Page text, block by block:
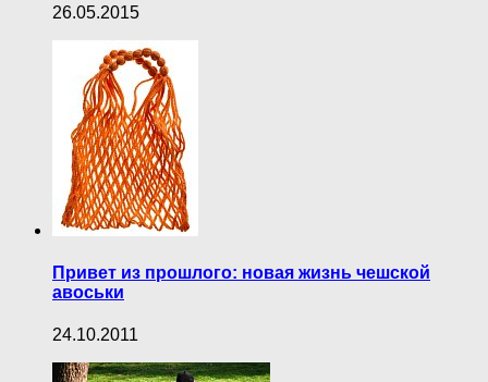
26.05.2015
Привет из прошлого: новая жизнь чешской
авоськи
24.10.2011